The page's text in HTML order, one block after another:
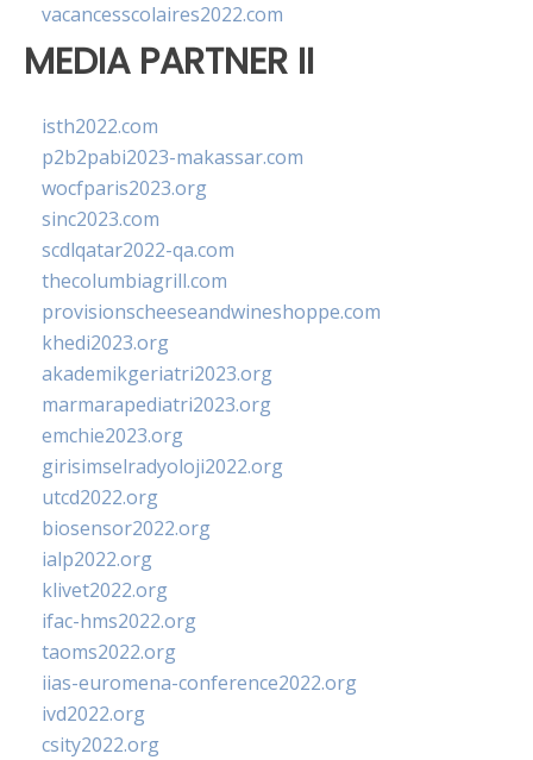
vacancesscolaires2022.com
MEDIA PARTNER II
isth2022.com
p2b2pabi2023-makassar.com
wocfparis2023.org
sinc2023.com
scdlqatar2022-qa.com
thecolumbiagrill.com
provisionscheeseandwineshoppe.com
khedi2023.org
akademikgeriatri2023.org
marmarapediatri2023.org
emchie2023.org
girisimselradyoloji2022.org
utcd2022.org
biosensor2022.org
ialp2022.org
klivet2022.org
ifac-hms2022.org
taoms2022.org
iias-euromena-conference2022.org
ivd2022.org
csity2022.org